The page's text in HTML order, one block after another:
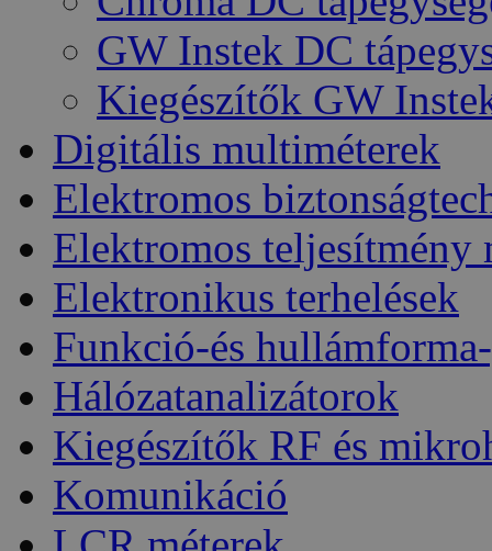
GW Instek DC
Kiegészítők GW
Digitális multiméterek
Elektromos
Elektromos teljesítmény
Elektronikus terhelések
Funkció-és
Hálózatanalizátorok
Kiegészítők RF és
Komunikáció